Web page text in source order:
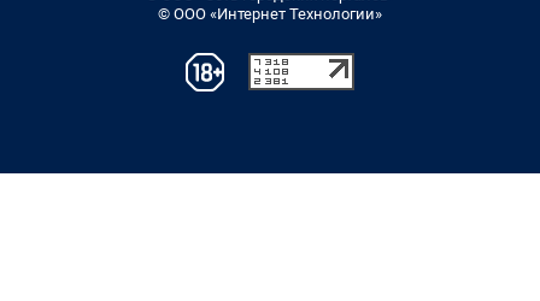
© ООО «Интернет Технологии»